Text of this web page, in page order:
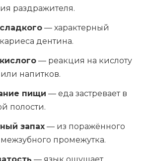
раздражителя.
— характерный
дентина.
— реакция на кислоту
напитков.
пищи — еда застревает в
полости.
запах — из поражённого
промежутка.